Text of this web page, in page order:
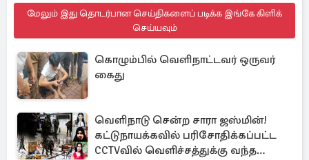
மேலும் இது தொடர்பான செய்திகளைப் படிக்க இங்கே கிளிக்
செய்யவும்
கொழும்பில் வெளிநாட்டவர் ஒருவர்
கைது
வெளிநாடு சென்ற சாரா ஜஸ்மின்!
கட்டுநாயக்கவில் பரிசோதிக்கப்பட்ட
CCTVவில் வெளிச்சத்துக்கு வந்த